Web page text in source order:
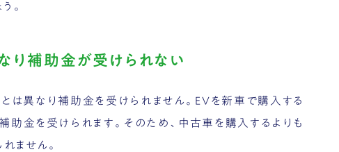
。
り補助金が受けられない
は異なり補助金を受けられません。EVを新車で購入する
助金を受けられます。そのため、中古車を購入するよりも
ません。